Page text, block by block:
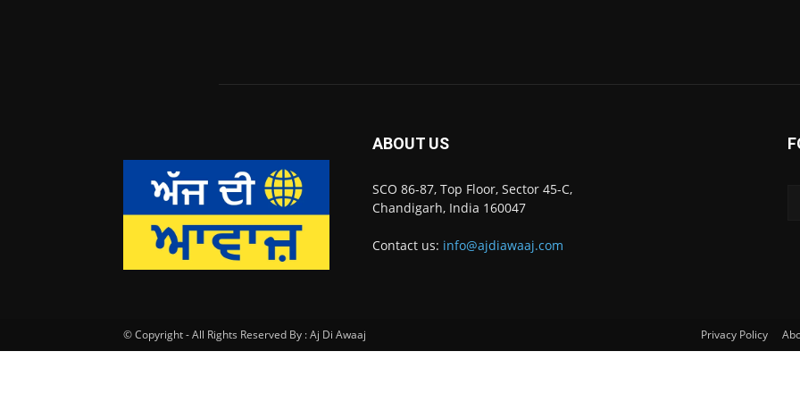
ABOUT US
SCO 86-87, Top Floor, Sector 45-C,
Chandigarh, India 160047
Contact us: info@ajdiawaaj.com
Privacy Policy
© Copyright - All Rights Reserved By : Aj Di Awaaj